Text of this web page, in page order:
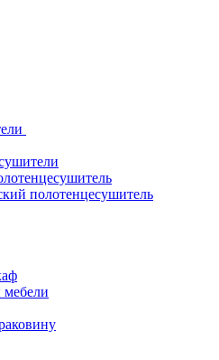
полотенцесушитель